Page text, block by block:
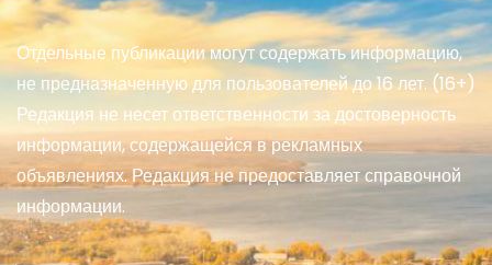
Отдельные публикации могут содержать информацию,
не предназначенную для пользователей до 16 лет. (16+)
Редакция не несет ответственности за достоверность
информации, содержащейся в рекламных
объявлениях. Редакция не предоставляет справочной
информации.